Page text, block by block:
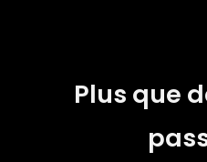
Plus que